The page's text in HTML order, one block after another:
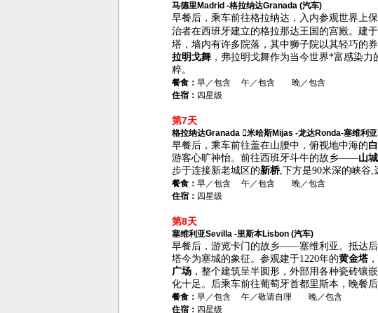
马德里Madrid -格拉纳达Granada (汽车)
早餐后，乘车前往格拉纳达， 入内参观世界上
治者在西班牙建立的格拉那达王国的宫殿。建于
塔，墙内有许多院落，其中狮子院以其轻巧的
拉明戈舞 ，弗拉明戈舞作为当今世界*富感染
粹。
餐食：早／包含 午／包含 晚／包含
住宿： 四星级
第7天
格拉纳达Granada 米哈斯Mijas -龙达Ronda-塞维利
早餐后，乘车前往盖在山腰中，俯视地中海的
游客心旷神怡。前往西班牙斗牛的故乡——山
步于连接新老城区的新桥,下方是90米深的峡谷,
餐食：早／包含 午／包含 晚／包含
住宿： 四星级
第8天
塞维利亚Sevilla -里斯本Lisbon (汽车)
早餐后，游览卡门的故乡——塞维利亚。抵达后
塔今为塞城的象征。参观建于1220年的黄金塔
广场 ，整个建筑呈半圆形，外部用各种瓷砖镶
化十足。后乘车前往葡萄牙首都里斯本，晚餐
餐食：早／包含 午／敬请自理 晚／包含
住宿： 四星级